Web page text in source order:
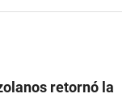
retornó la